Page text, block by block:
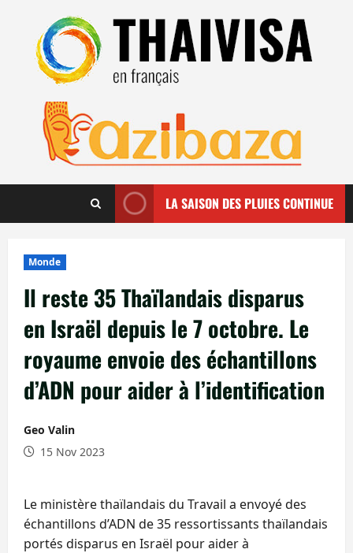
contenu
LA SAISON DES PLUIES CONTINUE
Monde
Il reste 35 Thaïlandais disparus
en Israël depuis le 7 octobre. Le
royaume envoie des échantillons
d’ADN pour aider à l’identification
Geo Valin
15 Nov 2023
Le ministère thaïlandais du Travail a envoyé des
échantillons d’ADN de 35 ressortissants thaïlandais
portés disparus en Israël pour aider à